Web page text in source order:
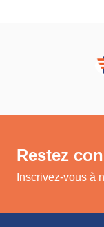
Restez
Inscrivez-vous à